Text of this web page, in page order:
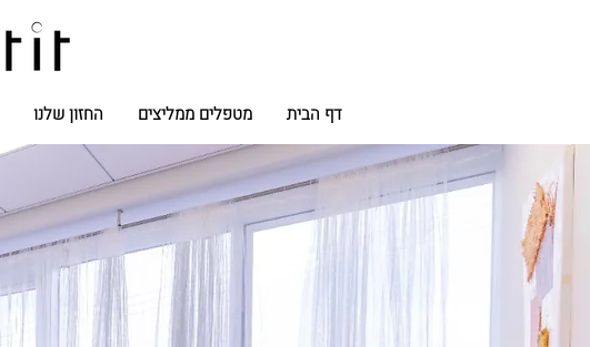
דף הבית מטפלים ממליצים החזון שלנו